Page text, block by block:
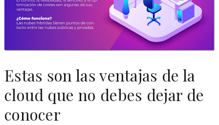
Estas son las ventajas de la
cloud que no debes dejar de
conocer